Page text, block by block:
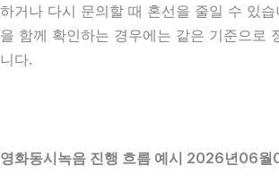
하거나 다시 문의할 때 혼선을 줄일 수 있
을 함께 확인하는 경우에는 같은 기준으로
니다.
영화동시녹음 진행 흐름 예시 2026년06